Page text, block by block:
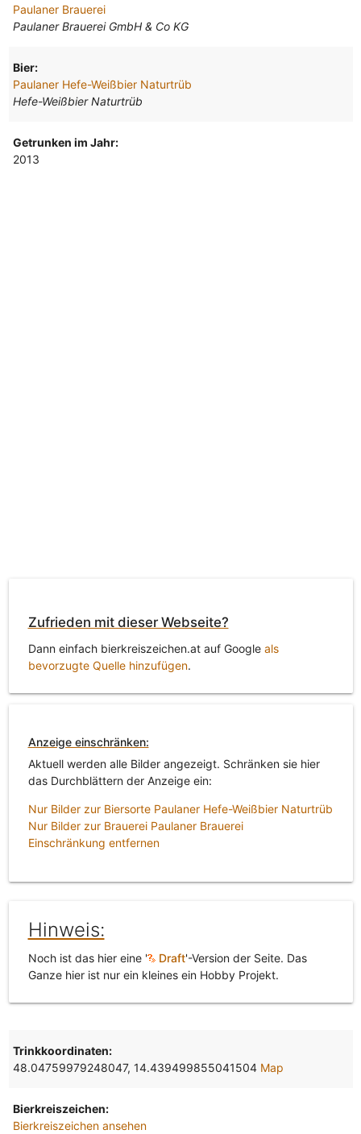
Paulaner Brauerei
Paulaner Brauerei GmbH & Co KG
Bier:
Paulaner Hefe-Weißbier Naturtrüb
Hefe-Weißbier Naturtrüb
Getrunken im Jahr:
2013
Zufrieden mit dieser Webseite?
Dann einfach bierkreiszeichen.at auf Google als
bevorzugte Quelle hinzufügen.
Anzeige einschränken:
Aktuell werden alle Bilder angezeigt. Schränken sie hier
das Durchblättern der Anzeige ein:
Nur Bilder zur Biersorte Paulaner Hefe-Weißbier Naturtrüb
Nur Bilder zur Brauerei Paulaner Brauerei
Einschränkung entfernen
Hinweis:
Noch ist das hier eine ' Draft'-Version der Seite. Das
Ganze hier ist nur ein kleines ein Hobby Projekt.
Trinkkoordinaten:
48.04759979248047, 14.439499855041504 Map
Bierkreiszeichen:
Bierkreiszeichen ansehen